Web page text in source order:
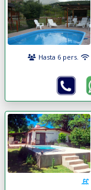
Hasta 6 pers.